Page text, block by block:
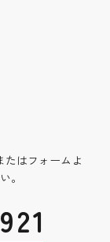
たはフォームよ
。